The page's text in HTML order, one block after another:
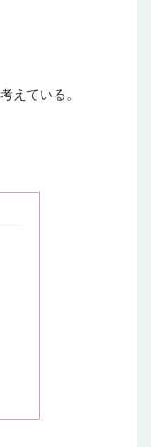
えている。